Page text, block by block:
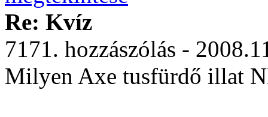
Re: Kvíz
7171. hozzászólás -
Milyen Axe tusfürdő illat